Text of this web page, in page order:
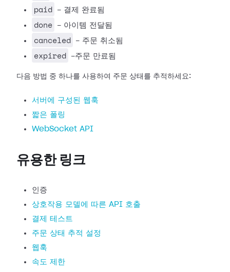
paid - 결제 완료됨
done - 아이템 전달됨
canceled - 주문 취소됨
expired -주문 만료됨
다음 방법 중 하나를 사용하여 주문 상태를 추적하세요:
서버에 구성된 웹훅
짧은 폴링
WebSocket API
유용한 링크
인증
상호작용 모델에 따른 API 호출
결제 테스트
주문 상태 추적 설정
웹훅
속도 제한